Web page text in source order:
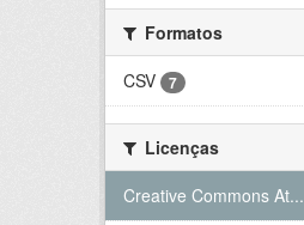
Formatos
CSV
7
Licenças
Creative Commons At...